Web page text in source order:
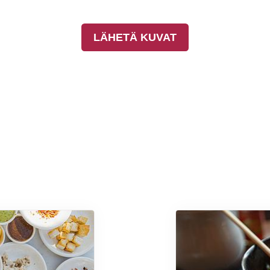
LÄHETÄ KUVAT